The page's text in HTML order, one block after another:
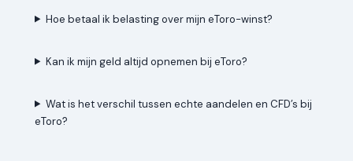
Hoe betaal ik belasting over mijn eToro-winst?
Kan ik mijn geld altijd opnemen bij eToro?
Wat is het verschil tussen echte aandelen en CFD’s bij
eToro?